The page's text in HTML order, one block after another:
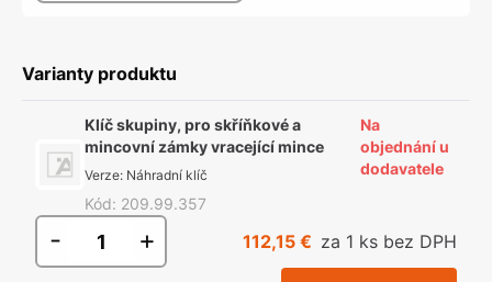
Varianty produktu
Klíč skupiny, pro skříňkové a
mincovní zámky vracející mince
Verze: Náhradní klíč
Kód: 209.99.357
Na
objednání u
dodavatele
- + 112,15 € za 1 ks bez DPH